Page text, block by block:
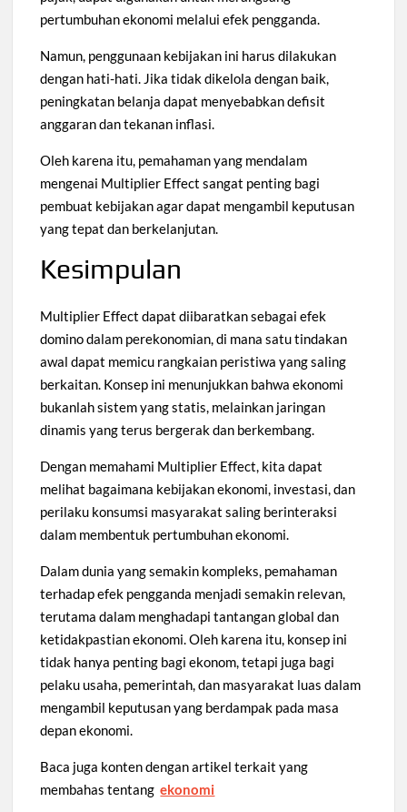
pertumbuhan ekonomi melalui efek pengganda.
Namun, penggunaan kebijakan ini harus dilakukan
dengan hati-hati. Jika tidak dikelola dengan baik,
peningkatan belanja dapat menyebabkan defisit
anggaran dan tekanan inflasi.
Oleh karena itu, pemahaman yang mendalam
mengenai Multiplier Effect sangat penting bagi
pembuat kebijakan agar dapat mengambil keputusan
yang tepat dan berkelanjutan.
Kesimpulan
Multiplier Effect dapat diibaratkan sebagai efek
domino dalam perekonomian, di mana satu tindakan
awal dapat memicu rangkaian peristiwa yang saling
berkaitan. Konsep ini menunjukkan bahwa ekonomi
bukanlah sistem yang statis, melainkan jaringan
dinamis yang terus bergerak dan berkembang.
Dengan memahami Multiplier Effect, kita dapat
melihat bagaimana kebijakan ekonomi, investasi, dan
perilaku konsumsi masyarakat saling berinteraksi
dalam membentuk pertumbuhan ekonomi.
Dalam dunia yang semakin kompleks, pemahaman
terhadap efek pengganda menjadi semakin relevan,
terutama dalam menghadapi tantangan global dan
ketidakpastian ekonomi. Oleh karena itu, konsep ini
tidak hanya penting bagi ekonom, tetapi juga bagi
pelaku usaha, pemerintah, dan masyarakat luas dalam
mengambil keputusan yang berdampak pada masa
depan ekonomi.
Baca juga konten dengan artikel terkait yang
membahas tentang ekonomi